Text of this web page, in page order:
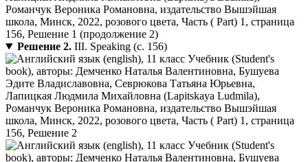
Решение 2.III. Speaking (с. 156)